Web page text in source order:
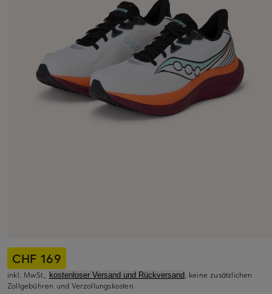
CHF 169
inkl. MwSt., kostenloser Versand und Rückversand, keine zusätzlichen
Zollgebühren und Verzollungskosten